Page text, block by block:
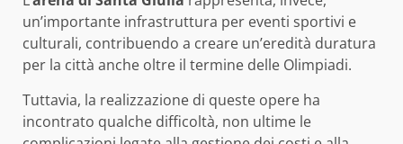
un’importante infrastruttura per eventi sportivi e
culturali, contribuendo a creare un’eredità duratura
per la città anche oltre il termine delle Olimpiadi.
Tuttavia, la realizzazione di queste opere ha
incontrato qualche difficoltà, non ultime le